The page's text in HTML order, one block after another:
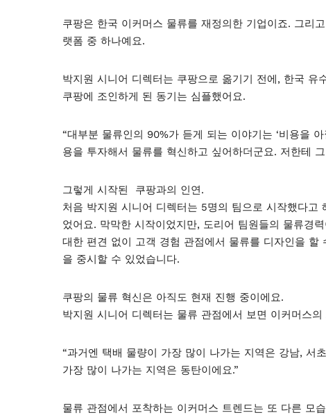
쿠팡은 한국 이커머스 물류를 재정의한 기업이죠. 그리
랫폼 중 하나예요.
박지원 시니어 디렉터는 쿠팡으로 옮기기 전에, 한국
쿠팡에 조인하게 된 동기는 심플했어요.
“대부분 물류인의 90%가 듣게 되는 이야기는 ‘비용을
용을 투자해서 물류를 혁신하고 싶어하더군요. 저한테
그렇게 시작된 쿠팡과의 인연.
처음 박지원 시니어 디렉터는 5명의 팀으로 시작했다
었어요. 막막한 시작이었지만, 도리어 팀원들의 물류경
대한 편견 없이 고객 경험 관점에서 물류를 디자인을
을 중시할 수 있었습니다.
쿠팡의 물류 혁신은 아직도 현재 진행 중이에요.
박지원 시니어 디렉터는 물류 관점에서 보면 이커머스
“과거엔 택배 물량이 가장 많이 나가는 지역은 강남, 서
가장 많이 나가는 지역은 동탄이에요.”
물류 관점에서 포착하는 이커머스 트렌드는 또 다른 모